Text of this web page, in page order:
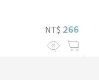
NT$ 266